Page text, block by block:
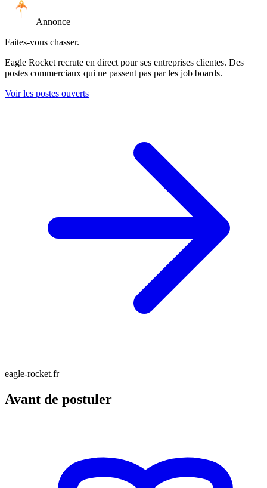
Annonce
Faites-vous chasser.
Eagle Rocket recrute en direct pour ses entreprises clientes. Des
postes commerciaux qui ne passent pas par les job boards.
Voir les postes ouverts
eagle-rocket.fr
Avant de postuler